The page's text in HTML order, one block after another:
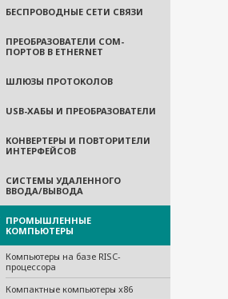
БЕСПРОВОДНЫЕ СЕТИ СВЯЗИ
ПРЕОБРАЗОВАТЕЛИ COM-
ПОРТОВ В ETHERNET
ШЛЮЗЫ ПРОТОКОЛОВ
USB-ХАБЫ И ПРЕОБРАЗОВАТЕЛИ
КОНВЕРТЕРЫ И ПОВТОРИТЕЛИ
ИНТЕРФЕЙСОВ
СИСТЕМЫ УДАЛЕННОГО
ВВОДА/ВЫВОДА
ПРОМЫШЛЕННЫЕ
КОМПЬЮТЕРЫ
Компьютеры на базе RISC-
процессора
Компактные компьютеры x86